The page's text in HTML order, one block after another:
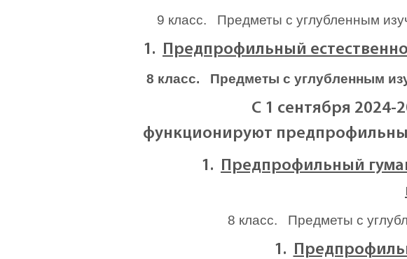
9 класс. Предметы с углубленным
1. Предпрофильный
8 класс. Предметы с углубленным
С 1 сентября 2024-
функционируют
1. Предпрофильный
8 класс. Предметы с
1.